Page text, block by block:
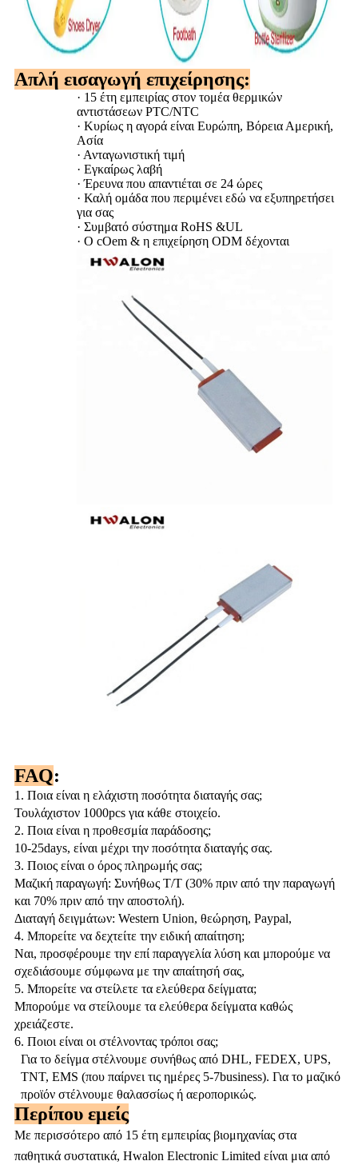
Απλή εισαγωγή επιχείρησης:
· 15 έτη εμπειρίας στον τομέα θερμικών
αντιστάσεων PTC/NTC
· Κυρίως η αγορά είναι Ευρώπη, Βόρεια Αμερική,
Ασία
· Ανταγωνιστική τιμή
· Εγκαίρως λαβή
·Έρευνα που απαντιέται σε 24 ώρες
· Καλή ομάδα που περιμένει εδώ να εξυπηρετήσει
για σας
· Συμβατό σύστημα RoHS &UL
· Ο cOem & η επιχείρηση ODM δέχονται
FAQ:
1. Ποια είναι η ελάχιστη ποσότητα διαταγής σας;
Τουλάχιστον 1000pcs για κάθε στοιχείο.
2. Ποια είναι η προθεσμία παράδοσης;
10-25days, είναι μέχρι την ποσότητα διαταγής σας.
3. Ποιος είναι ο όρος πληρωμής σας;
Μαζική παραγωγή: Συνήθως T/T (30% πριν από την παραγωγή
και 70% πριν από την αποστολή).
Διαταγή δειγμάτων: Western Union, θεώρηση, Paypal,
4. Μπορείτε να δεχτείτε την ειδική απαίτηση;
Ναι, προσφέρουμε την επί παραγγελία λύση και μπορούμε να
σχεδιάσουμε σύμφωνα με την απαίτησή σας,
5. Μπορείτε να στείλετε τα ελεύθερα δείγματα;
Μπορούμε να στείλουμε τα ελεύθερα δείγματα καθώς
χρειάζεστε.
6. Ποιοι είναι οι στέλνοντας τρόποι σας;
Για το δείγμα στέλνουμε συνήθως από DHL, FEDEX, UPS,
TNT, EMS (που παίρνει τις ημέρες 5-7business). Για το μαζικό
προϊόν στέλνουμε θαλασσίως ή αεροπορικώς.
Περίπου εμείς
Με περισσότερο από 15 έτη εμπειρίας βιομηχανίας στα
παθητικά συστατικά, Hwalon Electronic Limited είναι μια από